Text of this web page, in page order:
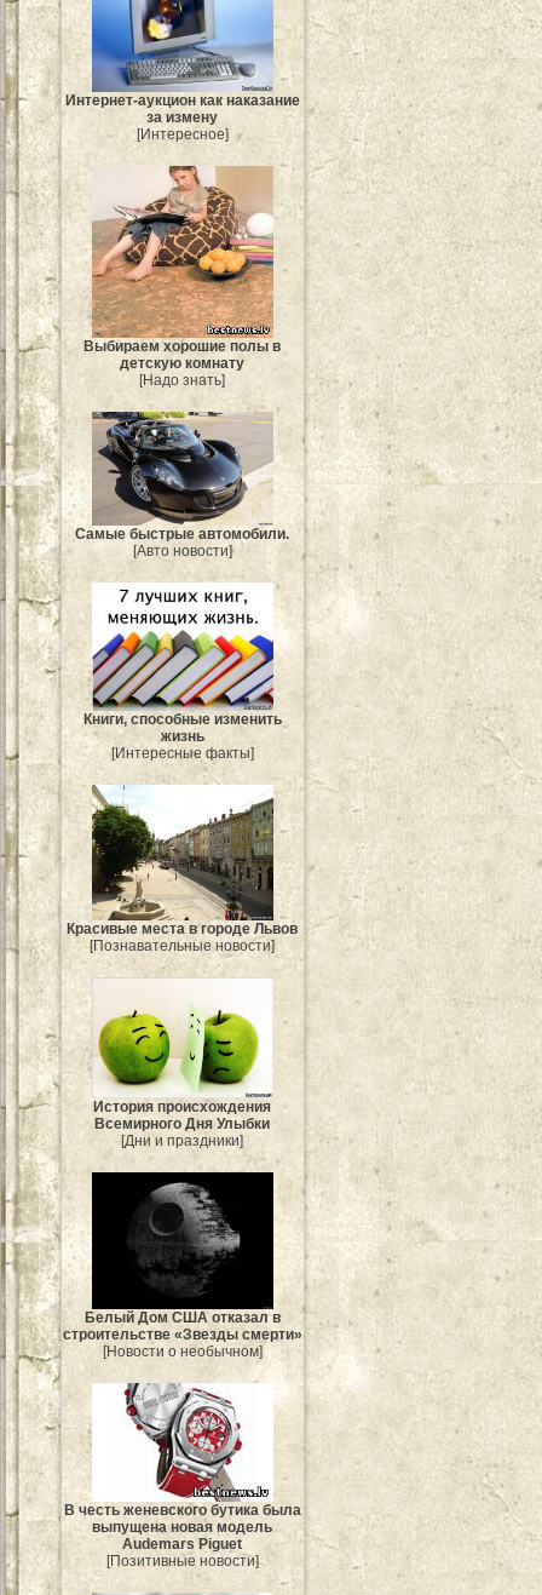
Интернет-аукцион как наказание
за измену
[Интересное]
Выбираем хорошие полы в
детскую комнату
[Надо знать]
Самые быстрые автомобили.
[Авто новости]
Книги, способные изменить
жизнь
[Интересные факты]
Красивые места в городе Львов
[Познавательные новости]
История происхождения
Всемирного Дня Улыбки
[Дни и праздники]
Белый Дом США отказал в
строительстве «Звезды смерти»
[Новости о необычном]
В честь женевского бутика была
выпущена новая модель
Audemars Piguet
[Позитивные новости]